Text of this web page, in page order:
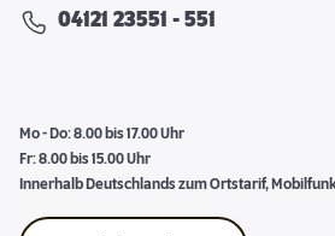
04121 23551 - 551
Mo - Do: 8.00 bis 17.00 Uhr
Fr: 8.00 bis 15.00 Uhr
Innerhalb Deutschlands zum Ortstarif,